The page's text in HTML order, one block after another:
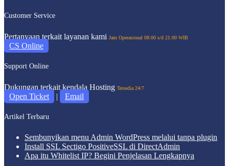
Customer Service
Pertanyaan terkait layanan kami Jam Operasional 08:00 s/d 21:00 WIB
CS Online
Support Online
Dukungan terkait kendala Hosting Tersedia 24/7
Open Ticket | Email
Artikel Terbaru
Sembunyikan menu Admin WordPress melalui tanpa plugin
Install SSL Sectigo PositiveSSL di DirectAdmin
Apa itu Whitelist IP? Begini Penjelasan Lengkapnya